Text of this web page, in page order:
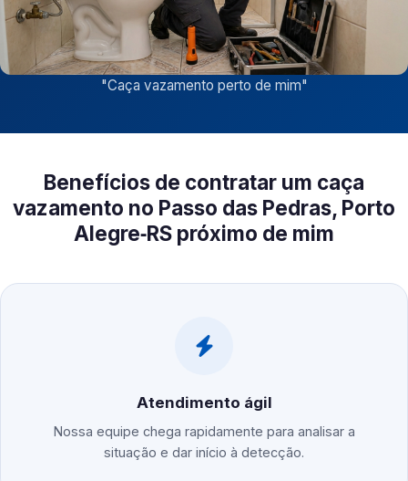
"Caça vazamento perto de mim"
Benefícios de contratar um caça
vazamento no Passo das Pedras, Porto
Alegre‑RS próximo de mim
Atendimento ágil
Nossa equipe chega rapidamente para analisar a
situação e dar início à detecção.